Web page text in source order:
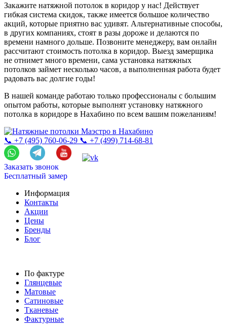
Закажите натяжной потолок в коридор у нас! Действует
гибкая система скидок, также имеется большое количество
акций, которые приятно вас удивят. Альтернативные способы,
в других компаниях, стоят в разы дороже и делаются по
времени намного дольше. Позвоните менеджеру, вам онлайн
рассчитают стоимость потолка в коридор. Выезд замерщика
не отнимет много времени, сама установка натяжных
потолков займет несколько часов, а выполненная работа будет
радовать вас долгие годы!
В нашей команде работаю только профессионалы с большим
опытом работы, которые выполнят установку натяжного
потолка в коридоре в Нахабино по всем вашим пожеланиям!
📞 +7 (495) 760-06-29 📞 +7 (499) 714-68-81
Заказать звонок
Бесплатный замер
Информация
Контакты
Акции
Цены
Бренды
Блог
По фактуре
Глянцевые
Матовые
Сатиновые
Тканевые
Фактурные